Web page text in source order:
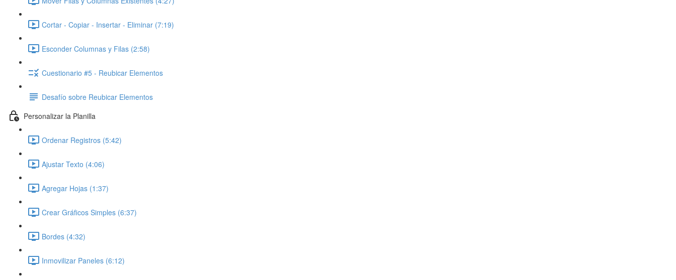
Cortar - Copiar - Insertar - Eliminar (7:19)
Esconder Columnas y Filas (2:58)
Cuestionario #5 - Reubicar Elementos
Desafío sobre Reubicar Elementos
Personalizar la Planilla
Ordenar Registros (5:42)
Ajustar Texto (4:06)
Agregar Hojas (1:37)
Crear Gráficos Simples (6:37)
Bordes (4:32)
Inmovilizar Paneles (6:12)